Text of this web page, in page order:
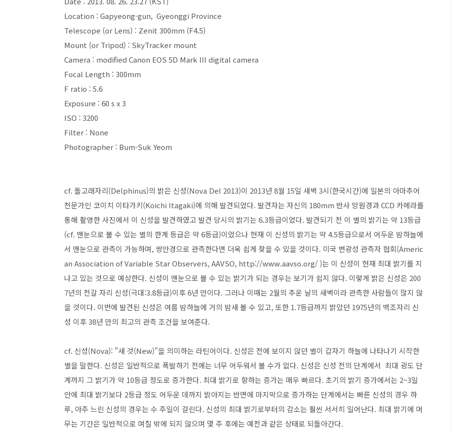
Location : Gapyeong-gun, Gyeonggi Province
Telescope (or Lens) : Zenit 300mm (F4.5)
Mount (or Tripod) : SkyTracker mount
Camera : modified Canon EOS 5D Mark III digital camera
Focal Length : 300mm
F ratio : 5.6
Exposure : 60 s x 3
ISO : 3200
Filter : None
Photographer : Bum-Suk Yeom
cf. 돌고래자리(Delphinus)의 밝은 신성(Nova Del 2013)이 2013년 8월 15일 새벽 3시(한국시간)에 일본의 아마추어
천문가인 코이치 이타가키(Koichi Itagaki)에 의해 발견되었다. 발견자는 자신의 180mm 반사 망원경과 CCD 카메라를
통해 촬영한 사진에서 이 신성을 발견하였고 발견 당시의 밝기는 6.3등급이었다. 발견되기 전 이 별의 밝기는 약 13등급
(cf. 맨눈으로 볼 수 있는 별의 한계 등급은 약 6등급)이었으나 현재 이 신성의 밝기는 약 4.5등급으로서 어두운 밤하늘에
서 맨눈으로 관측이 가능하며, 쌍안경으로 관측한다면 더욱 쉽게 찾을 수 있을 것이다. 미국 변광성 관측자 협회(Americ
an Association of Variable Star Observers, AAVSO, http://www.aavso.org/ )는 이 신성이 현재 최대 밝기를 지
나고 있는 것으로 예상한다. 신성이 맨눈으로 볼 수 있는 밝기가 되는 경우는 보기가 쉽지 않다. 이렇게 밝은 신성은 200
7년의 전갈 자리 신성(극대:3.8등급)이후 6년 만이다. 그러나 이때는 2월의 추운 날의 새벽이라 관측한 사람들이 많지 않
을 것이다. 이번에 발견된 신성은 여름 밤하늘에 거의 밤새 볼 수 있고, 또한 1.7등급까지 밝았던 1975년의 백조자리 신
성 이후 38년 만의 최고의 관측 조건을 보여준다.
cf. 신성(Nova): "새 것(New)"을 의미하는 라틴어이다. 신성은 전에 보이지 않던 별이 갑자기 하늘에 나타나기 시작한
별을 말한다. 신성은 일반적으로 폭발하기 전에는 너무 어두워서 볼 수가 없다. 신성은 신성 전의 단계에서 최대 광도 단
계까지 그 밝기가 약 10등급 정도로 증가한다. 최대 밝기로 향하는 증가는 매우 빠르다. 초기의 밝기 증가에서는 2~3일
안에 최대 밝기보다 2등급 정도 어두운 데까지 밝아지는 반면에 마지막으로 증가하는 단계에서는 빠른 신성의 경우 하
루, 아주 느린 신성의 경우는 수 주일이 걸린다. 신성의 최대 밝기로부터의 감소는 훨씬 서서히 일어난다. 최대 밝기에 머
무는 기간은 일반적으로 며칠 밖에 되지 않으며 몇 주 후에는 예전과 같은 상태로 되돌아간다.